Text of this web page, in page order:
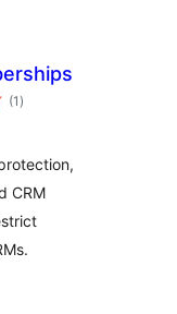
(1 საერთო
რეიტინგი
)
CRM